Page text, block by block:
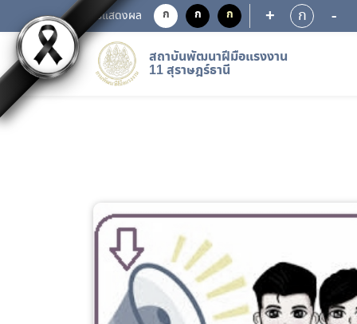
การแสดงผล ก ก ก + ก -
สถาบันพัฒนาฝีมือแรงงาน
11 สุราษฎร์ธานี